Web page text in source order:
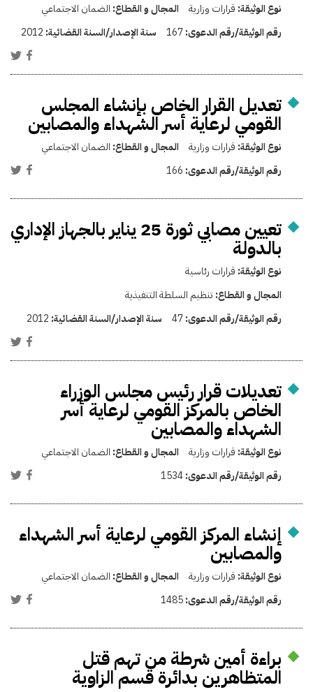
نوع الوثيقة: قرارات وزارية المجال و القطاع: الضمان الاجتماعي
رقم الوثيقة/رقم الدعوى:167 سنة الإصدار/السنة القضائية: 2012
تعديل القرار الخاص بإنشاء المجلس
القومي لرعاية أسر الشهداء والمصابين
نوع الوثيقة: قرارات وزارية المجال و القطاع: الضمان الاجتماعي
رقم الوثيقة/رقم الدعوى: 166
تعيين مصابي ثورة 25 يناير بالجهاز الإداري
بالدولة
نوع الوثيقة: قرارات رئاسية
المجال و القطاع: تنظيم السلطة التنفيذية
رقم الوثيقة/رقم الدعوى:47 سنة الإصدار/السنة القضائية: 2012
تعديلات قرار رئيس مجلس الوزراء
الخاص بالمركز القومي لرعاية أسر
الشهداء والمصابين
نوع الوثيقة: قرارات وزارية المجال و القطاع: الضمان الاجتماعي
رقم الوثيقة/رقم الدعوى:1534
إنشاء المركز القومي لرعاية أسر الشهداء
والمصابين
نوع الوثيقة: قرارات وزارية المجال و القطاع: الضمان الاجتماعي
رقم الوثيقة/رقم الدعوى:1485
براءة أمين شرطة من تهم قتل
المتظاهرين بدائرة قسم الزاوية